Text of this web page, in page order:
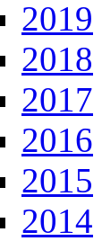
2019
2018
2017
2016
2015
2014